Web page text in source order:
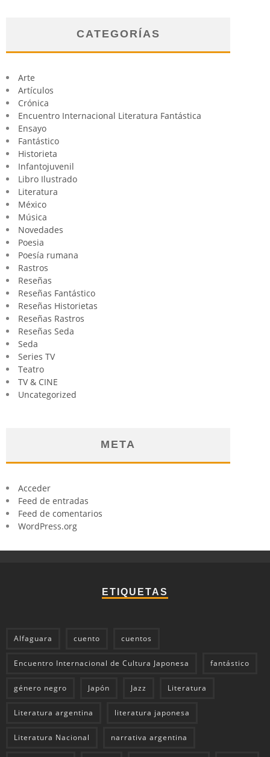
CATEGORÍAS
Arte
Artículos
Crónica
Encuentro Internacional Literatura Fantástica
Ensayo
Fantástico
Historieta
Infantojuvenil
Libro Ilustrado
Literatura
México
Música
Novedades
Poesia
Poesía rumana
Rastros
Reseñas
Reseñas Fantástico
Reseñas Historietas
Reseñas Rastros
Reseñas Seda
Seda
Series TV
Teatro
TV & CINE
Uncategorized
META
Acceder
Feed de entradas
Feed de comentarios
WordPress.org
ETIQUETAS
Alfaguara cuento cuentos
Encuentro Internacional de Cultura Japonesa fantástico
género negro Japón Jazz Literatura
Literatura argentina literatura japonesa
Literatura Nacional narrativa argentina